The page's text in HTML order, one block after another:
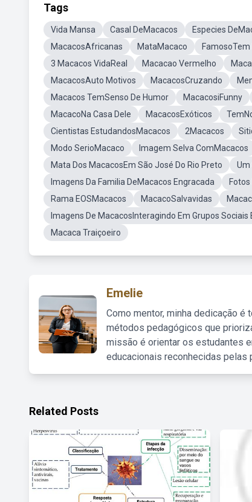
Tags
Vida Mansa Casal DeMacacos Especies
MacacosAfricanas
MataMacaco
3 Macacos VidaReal
Macacao Vermelho
MacacosAuto Motivos
MacacosCruzando
Macacos TemSenso De Humor
MacacosiFunny
MacacoNa Casa Dele
MacacosExóticos
Cientistas EstudandosMacacos
2Macacos
Modo SerioMacaco
Imagem Selva ComMacacos
Mata Dos MacacosEm São José Do Rio Preto
Um
Imagens Da Familia DeMacacos Engracada
Rama EOSMacacos
MacacoSalvavidas
Imagens De MacacosInteragindo Em Grupos Sociais
Macaca Traiçoeiro
Emelie
Como mentor, minha dedicação
métodos pedagógicos que
missão é orientar os estudantes
educacionais reconhecidas pelas
Related Posts